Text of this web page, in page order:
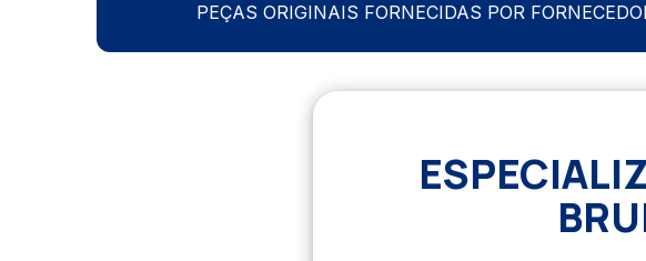
PEÇAS ORIGINAIS FORNECIDAS POR